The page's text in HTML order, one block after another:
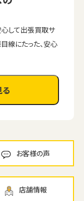
心して出張買取サ
線にたった、安心
お客様の声
店舗情報